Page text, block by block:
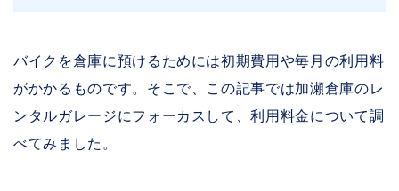
バイクを倉庫に預けるためには初期費用や毎月の利用料
がかかるものです。そこで、この記事では加瀬倉庫のレ
ンタルガレージにフォーカスして、利用料金について調
べてみました。